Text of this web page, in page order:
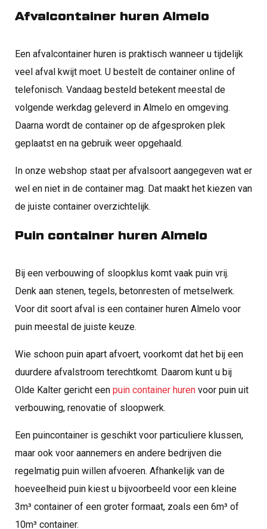
Afvalcontainer huren Almelo
Een afvalcontainer huren is praktisch wanneer u tijdelijk
veel afval kwijt moet. U bestelt de container online of
telefonisch. Vandaag besteld betekent meestal de
volgende werkdag geleverd in Almelo en omgeving.
Daarna wordt de container op de afgesproken plek
geplaatst en na gebruik weer opgehaald.
In onze webshop staat per afvalsoort aangegeven wat er
wel en niet in de container mag. Dat maakt het kiezen van
de juiste container overzichtelijk.
Puin container huren Almelo
Bij een verbouwing of sloopklus komt vaak puin vrij.
Denk aan stenen, tegels, betonresten of metselwerk.
Voor dit soort afval is een container huren Almelo voor
puin meestal de juiste keuze.
Wie schoon puin apart afvoert, voorkomt dat het bij een
duurdere afvalstroom terechtkomt. Daarom kunt u bij
Olde Kalter gericht een puin container huren voor puin uit
verbouwing, renovatie of sloopwerk.
Een puincontainer is geschikt voor particuliere klussen,
maar ook voor aannemers en andere bedrijven die
regelmatig puin willen afvoeren. Afhankelijk van de
hoeveelheid puin kiest u bijvoorbeeld voor een kleine
3m³ container of een groter formaat, zoals een 6m³ of
10m³ container.